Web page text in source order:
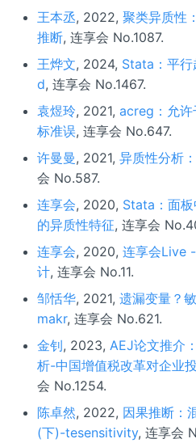
王本丞, 2022, 聚类异质性
推断, 连享会 No.1087.
王烨文, 2024, Stata：平
d, 连享会 No.1467.
袁煜玲, 2021, acreg：允许
标准误, 连享会 No.647.
许曼曼, 2021, 异质性分析
会 No.587.
连享会, 2020, Stata：面
的异质性特征, 连享会
连享会, 2020, 连享会Live
计, 连享会 No.11.
邹恬华, 2021, 遗漏变量？
makr, 连享会 No.621.
金钊, 2023, AEJ论文推介
析-中国增值税改革对企业
会 No.1254.
陈卓然, 2022, 因果推断：
(下)-tesensitivity, 连享会